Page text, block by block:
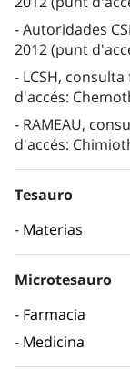
Autoridades
2012 (punt
LCSH,
d'accés:
RAMEAU,
d'accés:
Tesauro
Materias
Microtesauro
Farmacia
Medicina